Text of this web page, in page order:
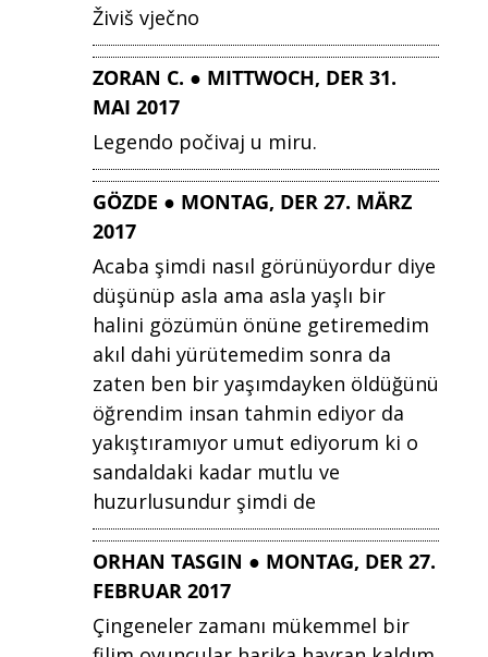
Živiš vječno
ZORAN C. ● MITTWOCH, DER 31.
MAI 2017
Legendo počivaj u miru.
GÖZDE ● MONTAG, DER 27. MÄRZ
2017
Acaba şimdi nasıl görünüyordur diye
düşünüp asla ama asla yaşlı bir
halini gözümün önüne getiremedim
akıl dahi yürütemedim sonra da
zaten ben bir yaşımdayken öldüğünü
öğrendim insan tahmin ediyor da
yakıştıramıyor umut ediyorum ki o
sandaldaki kadar mutlu ve
huzurlusundur şimdi de
ORHAN TASGIN ● MONTAG, DER 27.
FEBRUAR 2017
Çingeneler zamanı mükemmel bir